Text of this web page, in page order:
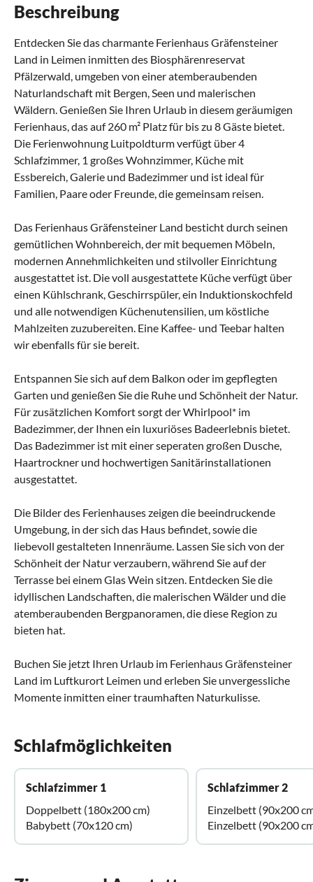
Beschreibung
Entdecken Sie das charmante Ferienhaus Gräfensteiner
Land in Leimen inmitten des Biosphärenreservat
Pfälzerwald, umgeben von einer atemberaubenden
Naturlandschaft mit Bergen, Seen und malerischen
Wäldern. Genießen Sie Ihren Urlaub in diesem geräumigen
Ferienhaus, das auf 260 m² Platz für bis zu 8 Gäste bietet.
Die Ferienwohnung Luitpoldturm verfügt über 4
Schlafzimmer, 1 großes Wohnzimmer, Küche mit
Essbereich, Galerie und Badezimmer und ist ideal für
Familien, Paare oder Freunde, die gemeinsam reisen.
Das Ferienhaus Gräfensteiner Land besticht durch seinen
gemütlichen Wohnbereich, der mit bequemen Möbeln,
modernen Annehmlichkeiten und stilvoller Einrichtung
ausgestattet ist. Die voll ausgestattete Küche verfügt über
einen Kühlschrank, Geschirrspüler, ein Induktionskochfeld
und alle notwendigen Küchenutensilien, um köstliche
Mahlzeiten zuzubereiten. Eine Kaffee- und Teebar halten
wir ebenfalls für sie bereit.
Entspannen Sie sich auf dem Balkon oder im gepflegten
Garten und genießen Sie die Ruhe und Schönheit der Natur.
Für zusätzlichen Komfort sorgt der Whirlpool* im
Badezimmer, der Ihnen ein luxuriöses Badeerlebnis bietet.
Das Badezimmer ist mit einer seperaten großen Dusche,
Haartrockner und hochwertigen Sanitärinstallationen
ausgestattet.
Die Bilder des Ferienhauses zeigen die beeindruckende
Umgebung, in der sich das Haus befindet, sowie die
liebevoll gestalteten Innenräume. Lassen Sie sich von der
Schönheit der Natur verzaubern, während Sie auf der
Terrasse bei einem Glas Wein sitzen. Entdecken Sie die
idyllischen Landschaften, die malerischen Wälder und die
atemberaubenden Bergpanoramen, die diese Region zu
bieten hat.
Buchen Sie jetzt Ihren Urlaub im Ferienhaus Gräfensteiner
Land im Luftkurort Leimen und erleben Sie unvergessliche
Momente inmitten einer traumhaften Naturkulisse.
Schlafmöglichkeiten
Schlafzimmer 1
Doppelbett (180x200 cm)
Babybett (70x120 cm)
Schlafzimmer 2
Einzelbett (90x200
Einzelbett (90x200